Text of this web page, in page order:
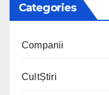
Categories
Companii
CultȘtiri